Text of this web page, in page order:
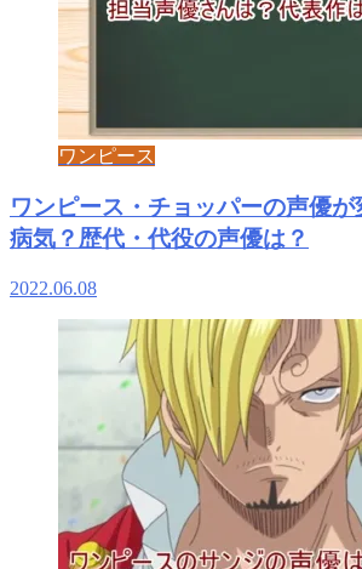
ワンピース
ワンピース・チョッパーの声優
病気？歴代・代役の声優は？
2022.06.08